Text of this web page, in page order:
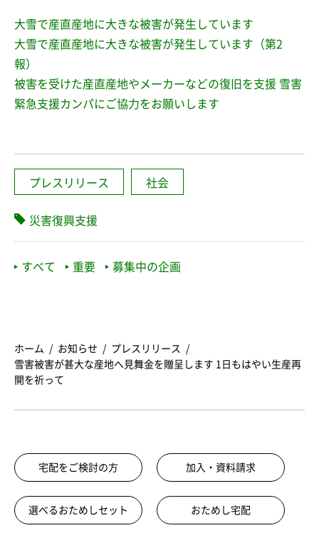
大雪で産直産地に大きな被害が発生しています
大雪で産直産地に大きな被害が発生しています（第2
報）
被害を受けた産直産地やメーカーなどの復旧を支援 雪害
緊急支援カンパにご協力をお願いします
プレスリリース 社会
災害復興支援
すべて 重要 募集中の企画
ホーム お知らせ
プレスリリース
雪害被害が甚大な産地へ見舞金を贈呈します 1日もはやい生産再
開を祈って
宅配をご検討の方 加入・資料請求
選べるおためしセット おためし宅配